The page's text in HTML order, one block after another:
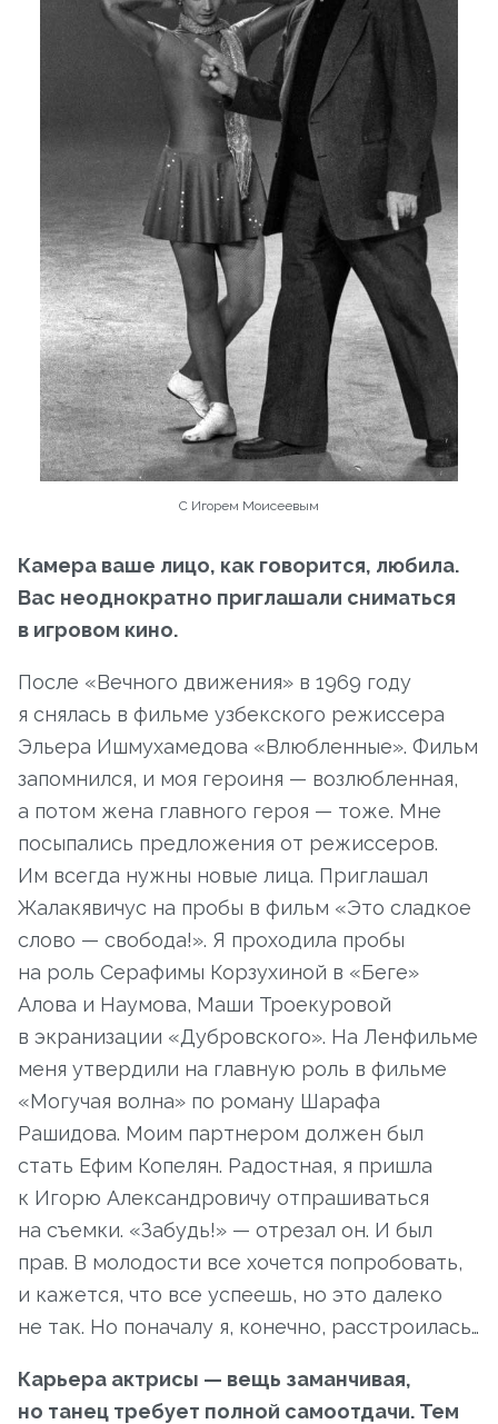
С Игорем Моисеевым
Камера ваше лицо, как говорится, любила.
Вас неоднократно приглашали сниматься
в игровом кино.
После «Вечного движения» в 1969 году
я снялась в фильме узбекского режиссера
Эльера Ишмухамедова «Влюбленные». Фильм
запомнился, и моя героиня — возлюбленная,
а потом жена главного героя — тоже. Мне
посыпались предложения от режиссеров.
Им всегда нужны новые лица. Приглашал
Жалакявичус на пробы в фильм «Это сладкое
слово — свобода!». Я проходила пробы
на роль Серафимы Корзухиной в «Беге»
Алова и Наумова, Маши Троекуровой
в экранизации «Дубровского». На Ленфильме
меня утвердили на главную роль в фильме
«Могучая волна» по роману Шарафа
Рашидова. Моим партнером должен был
стать Ефим Копелян. Радостная, я пришла
к Игорю Александровичу отпрашиваться
на съемки. «Забудь!» — отрезал он. И был
прав. В молодости все хочется попробовать,
и кажется, что все успеешь, но это далеко
не так. Но поначалу я, конечно, расстроилась…
Карьера актрисы — вещь заманчивая,
но танец требует полной самоотдачи. Тем